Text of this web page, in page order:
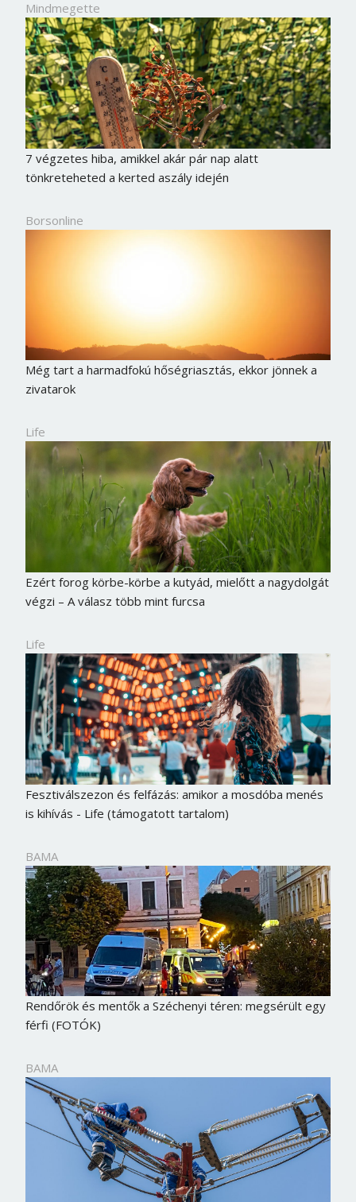
Mindmegette
7 végzetes hiba, amikkel akár pár nap alatt
tönkreteheted a kerted aszály idején
Borsonline
Még tart a harmadfokú hőségriasztás, ekkor jönnek a
zivatarok
Life
Ezért forog körbe-körbe a kutyád, mielőtt a nagydolgát
végzi – A válasz több mint furcsa
Life
Fesztiválszezon és felfázás: amikor a mosdóba menés
is kihívás - Life (támogatott tartalom)
BAMA
Rendőrök és mentők a Széchenyi téren: megsérült egy
férfi (FOTÓK)
BAMA